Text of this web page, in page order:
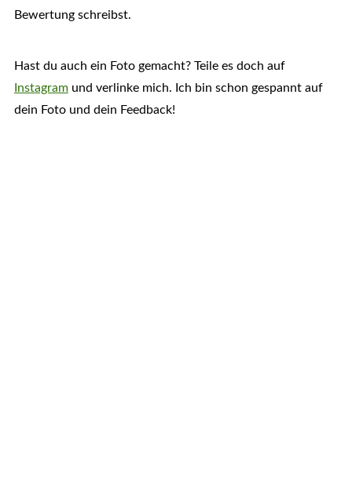
Bewertung schreibst.
Hast du auch ein Foto gemacht? Teile es doch auf
Instagramund verlinke mich. Ich bin schon gespannt auf
dein Foto und dein Feedback!